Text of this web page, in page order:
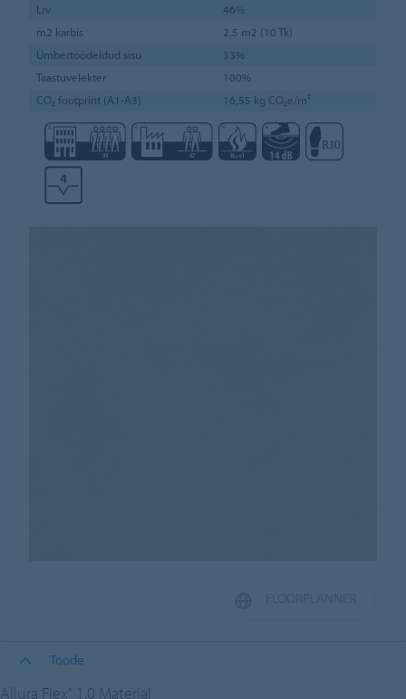
Lrv
46%
m2 karbis
2,5 m2 (10 Tk)
Ümbertöödeldud sisu
33%
Taastuvelekter
100%
CO₂ footprint (A1-A3)
16,55 kg CO₂e/m²
Toode
Allura Flex" 1.0 Material